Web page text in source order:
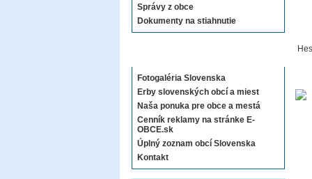
Správy z obce
Dokumenty na stiahnutie
Fotogaléria Slovenska
Erby slovenských obcí a miest
Naša ponuka pre obce a mestá
Cenník reklamy na stránke E-
OBCE.sk
Úplný zoznam obcí Slovenska
Kontakt